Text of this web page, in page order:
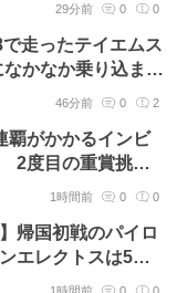
29分前 0 0
走ったテイエムス
かなか乗り込まな
固ですがかわい
46分前 0 2
覇がかかるインビ
2度目の重賞挑戦
番に決定
1時間前 0 0
帰国初戦のパイロ
レクトスは5枠6